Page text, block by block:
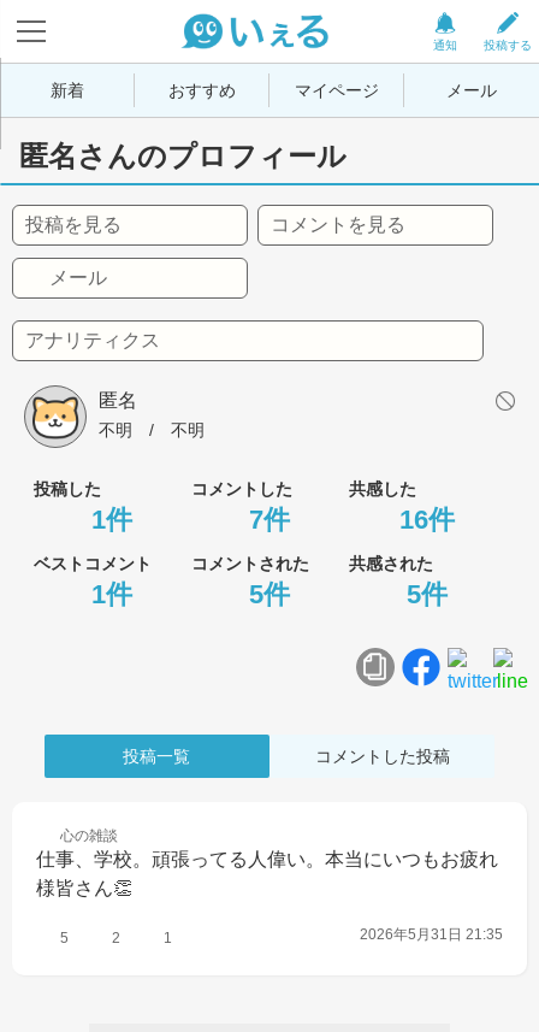
投稿する
通知
新着 おすすめ マイページ メール
匿名さんのプロフィール
投稿を見る コメントを見る
メール
アナリティクス
匿名
不明 / 不明
投稿した コメントした 共感した
1件 7件 16件
ベストコメント コメントされた 共感された
1件 5件 5件
投稿一覧 コメントした投稿
心の雑談
仕事、学校。頑張ってる人偉い。本当にいつもお疲れ
様皆さん👏
5 2 1 2026年5月31日 21:35